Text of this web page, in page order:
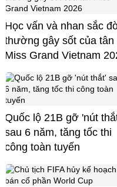
Học vấn và nhan sắc
thường gây sốt của tân
Miss Grand Vietnam
Quốc lộ 21B gỡ 'nút
sau 6 năm, tăng tốc thi
công toàn tuyến